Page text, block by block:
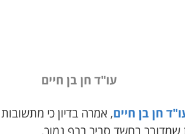
עו"ד חן בן חיים
חן בן חיים, אמרה בדיון כי מתשובות
בחשד סביר ברף נמוך.